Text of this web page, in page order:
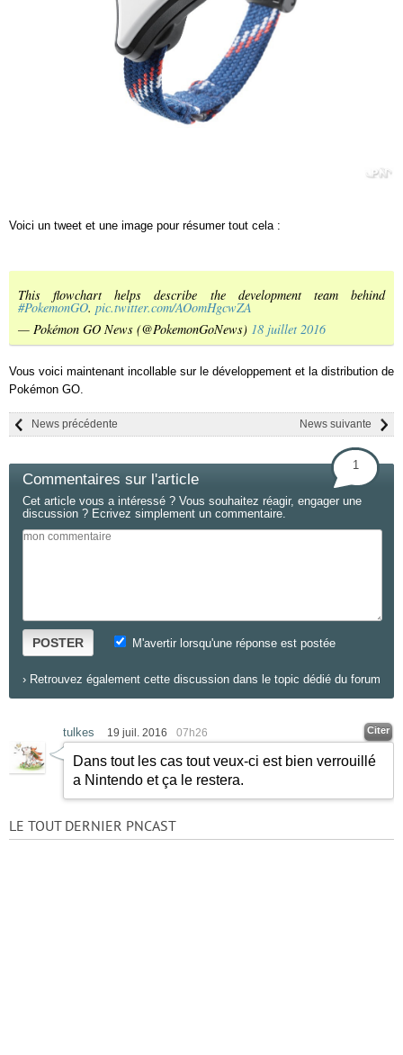
Voici un tweet et une image pour résumer tout cela :
This flowchart helps describe the development team behind
#PokemonGO. pic.twitter.com/AOomHgcwZA
— Pokémon GO News (@PokemonGoNews) 18 juillet 2016
Vous voici maintenant incollable sur le développement et la distribution de
Pokémon GO.
News suivante
News précédente
Commentaires sur l'article
1
Cet article vous a intéressé ? Vous souhaitez réagir, engager une
discussion ? Ecrivez simplement un commentaire.
POSTER M'avertir lorsqu'une réponse est postée
› Retrouvez également cette discussion dans le topic dédié du forum
tulkes 19 juil. 2016 07h26 Citer
Dans tout les cas tout veux-ci est bien verrouillé
a Nintendo et ça le restera.
LE TOUT DERNIER PNCAST